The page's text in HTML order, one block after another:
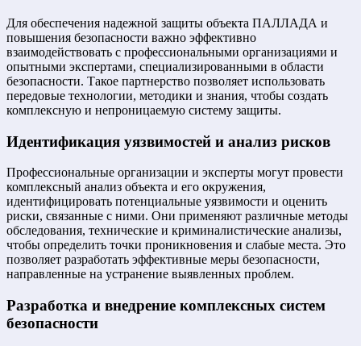
Для обеспечения надежной защиты объекта ПАЛЛАДА и
повышения безопасности важно эффективно
взаимодействовать с профессиональными организациями и
опытными экспертами, специализированными в области
безопасности. Такое партнерство позволяет использовать
передовые технологии, методики и знания, чтобы создать
комплексную и непроницаемую систему защиты.
Идентификация уязвимостей и анализ рисков
Профессиональные организации и эксперты могут провести
комплексный анализ объекта и его окружения,
идентифицировать потенциальные уязвимости и оценить
риски, связанные с ними. Они применяют различные методы
обследования, технические и криминалистические анализы,
чтобы определить точки проникновения и слабые места. Это
позволяет разработать эффективные меры безопасности,
направленные на устранение выявленных проблем.
Разработка и внедрение комплексных систем
безопасности